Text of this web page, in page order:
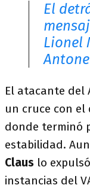
El
Lionel
El atacante del
un cruce con el
donde terminó
estabilidad.
Claus lo
instancias del